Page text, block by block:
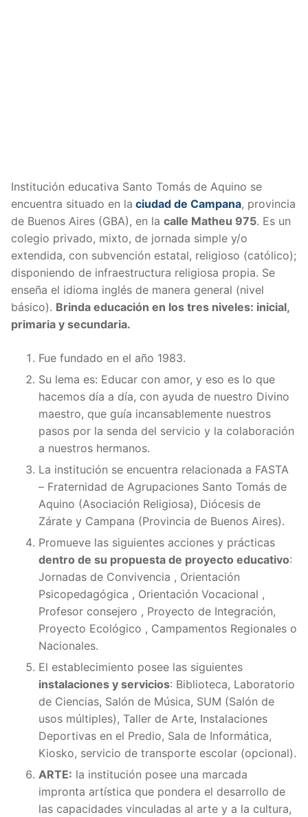
Institución educativa Santo Tomás de Aquino se
encuentra situado en la ciudad de Campana, provincia
de Buenos Aires (GBA), en la calle Matheu 975. Es un
colegio privado, mixto, de jornada simple y/o
extendida, con subvención estatal, religioso (católico);
disponiendo de infraestructura religiosa propia. Se
enseña el idioma inglés de manera general (nivel
básico). Brinda educación en los tres niveles: inicial,
primaria y secundaria.
Fue fundado en el año 1983.
Su lema es: Educar con amor, y eso es lo que
hacemos día a día, con ayuda de nuestro Divino
maestro, que guía incansablemente nuestros
pasos por la senda del servicio y la colaboración
a nuestros hermanos.
La institución se encuentra relacionada a FASTA
– Fraternidad de Agrupaciones Santo Tomás de
Aquino (Asociación Religiosa), Diócesis de
Zárate y Campana (Provincia de Buenos Aires).
Promueve las siguientes acciones y prácticas
dentro de su propuesta de proyecto educativo:
Jornadas de Convivencia , Orientación
Psicopedagógica , Orientación Vocacional ,
Profesor consejero , Proyecto de Integración,
Proyecto Ecológico , Campamentos Regionales o
Nacionales.
El establecimiento posee las siguientes
instalaciones y servicios: Biblioteca, Laboratorio
de Ciencias, Salón de Música, SUM (Salón de
usos múltiples), Taller de Arte, Instalaciones
Deportivas en el Predio, Sala de Informática,
Kiosko, servicio de transporte escolar (opcional).
ARTE: la institución posee una marcada
impronta artística que pondera el desarrollo de
las capacidades vinculadas al arte y a la cultura,